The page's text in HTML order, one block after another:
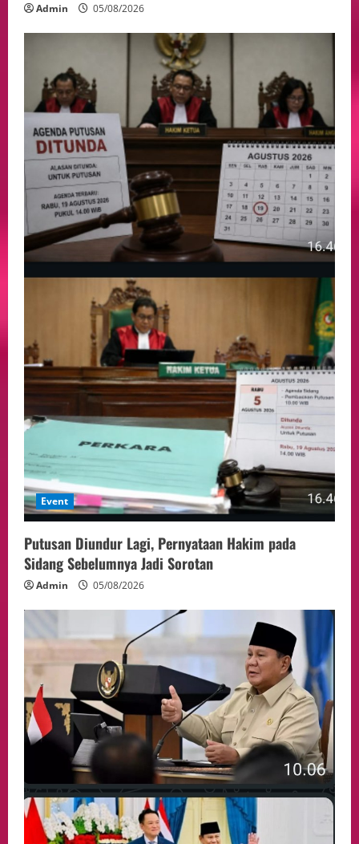
Admin 05/08/2026
Event
Putusan Diundur Lagi, Pernyataan Hakim pada
Sidang Sebelumnya Jadi Sorotan
Admin 05/08/2026